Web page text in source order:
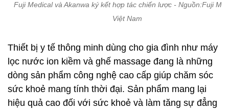
Fuji Medical và Akanwa ký kết hợp tác chiến lược - Nguồn:Fuji
Việt Nam
Thiết bị y tế thông minh dùng cho gia đình như máy
lọc nước ion kiềm và ghế massage đang là những
dòng sản phẩm công nghệ cao cấp giúp chăm sóc
sức khoẻ mang tính thời đại. Sản phẩm mang lại
hiệu quả cao đối với sức khoẻ và làm tăng sự đẳng